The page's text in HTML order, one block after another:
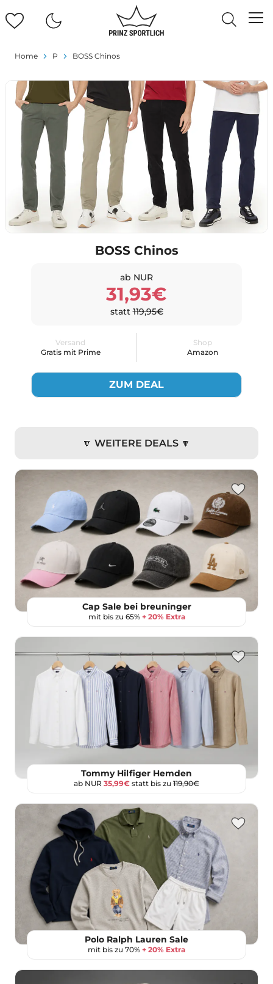
Home P BOSS Chinos
BOSS Chinos
ab NUR
31,93€
statt119,95€
Versand
Gratis mit Prime
Shop
Amazon
ZUM DEAL
🔽 WEITERE DEALS 🔽
Cap Sale bei breuninger
mit bis zu 65% + 20% Extra
Tommy Hilfiger Hemden
ab NUR 35,99€ statt bis zu 119,90€
Polo Ralph Lauren Sale
mit bis zu 70% + 20% Extra